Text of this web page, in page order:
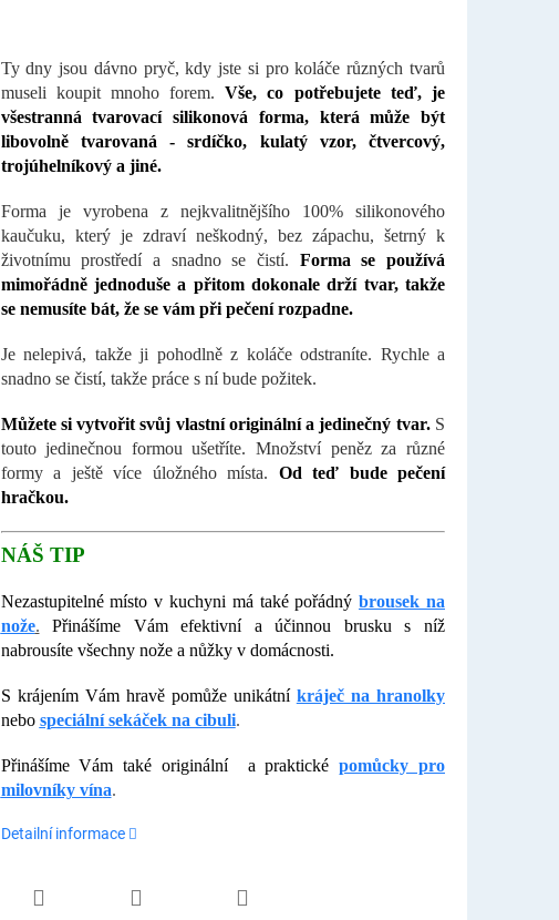
Ty dny jsou dávno pryč, kdy jste si pro koláče různých tvarů
museli koupit mnoho forem.Vše, co potřebujete teď, je
všestranná tvarovací silikonová forma, která může být
libovolně tvarovaná - srdíčko, kulatý vzor, čtvercový,
trojúhelníkový a jiné.
Forma je vyrobena z nejkvalitnějšího 100% silikonového
kaučuku, který je zdraví neškodný, bez zápachu, šetrný k
životnímu prostředí a snadno se čistí. Forma se používá
mimořádně jednoduše a přitom dokonale drží tvar, takže
se nemusíte bát, že se vám při pečení rozpadne.
Je nelepivá, takže ji pohodlně z koláče odstraníte. Rychle a
snadno se čistí, takže práce s ní bude požitek.
Můžete si vytvořit svůj vlastní originální a jedinečný tvar.S
touto jedinečnou formou ušetříte. Množství peněz za různé
formy a ještě více úložného místa. Od teď bude pečení
hračkou.
NÁŠ TIP
Nezastupitelné místo v kuchyni má také pořádný brousek na
nože.
Přinášíme Vám efektivní a účinnou brusku s níž
nabrousíte všechny nože a nůžky v domácnosti.
S krájením Vám hravě pomůže unikátní kráječ na hranolky
nebo speciální sekáček na cibuli.
Přinášíme Vám také originální a praktické pomůcky pro
milovníky vína.
Detailní informace